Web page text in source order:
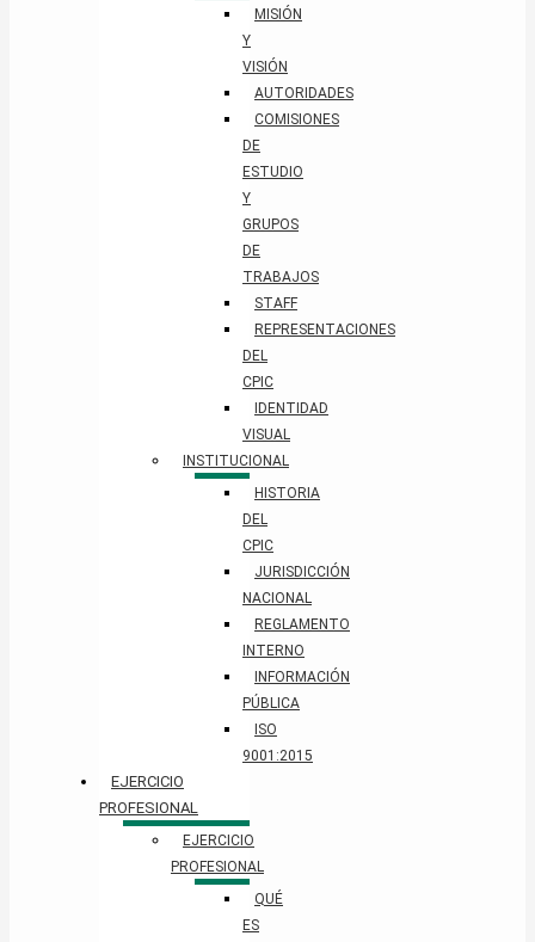
MISIÓN
Y
VISIÓN
AUTORIDADES
COMISIONES
DE
ESTUDIO
Y
GRUPOS
DE
TRABAJOS
STAFF
REPRESENTACIONES
DEL
CPIC
IDENTIDAD
VISUAL
INSTITUCIONAL
HISTORIA
DEL
CPIC
JURISDICCIÓN
NACIONAL
REGLAMENTO
INTERNO
INFORMACIÓN
PÚBLICA
ISO
9001:2015
EJERCICIO
PROFESIONAL
EJERCICIO
PROFESIONAL
QUÉ
ES